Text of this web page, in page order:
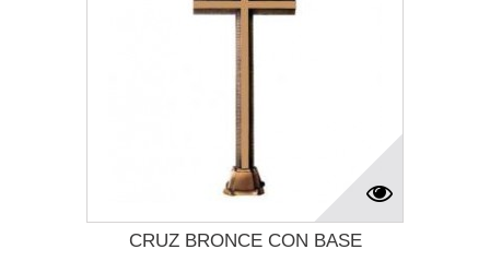
CRUZ BRONCE CON BASE